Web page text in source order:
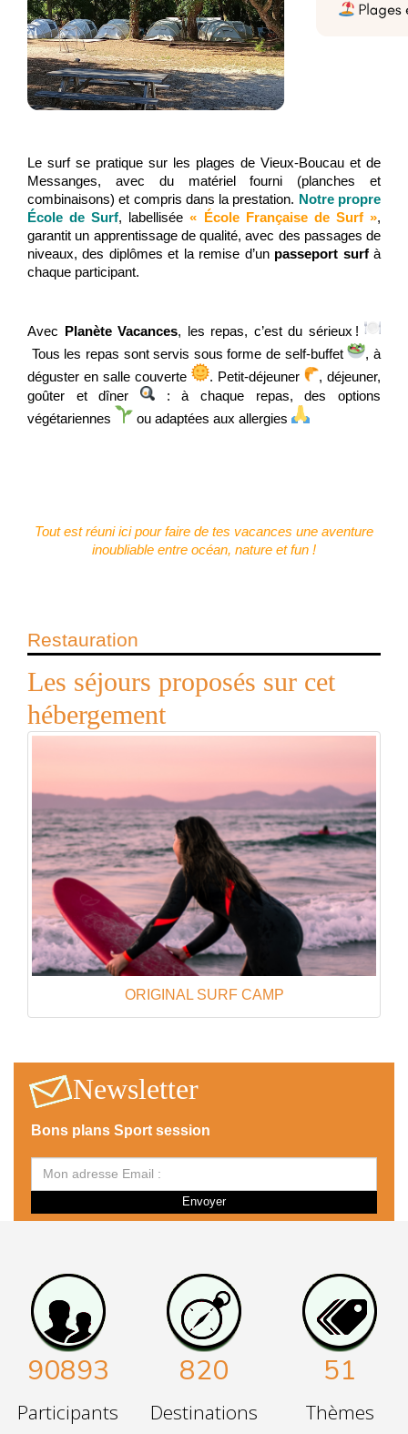
Le surf se pratique sur les plages de Vieux-Boucau et de
Messanges, avec du matériel fourni (planches et
combinaisons) et compris dans la prestation. Notre propre
École de Surf, labellisée « École Française de Surf »,
garantit un apprentissage de qualité, avec des passages de
niveaux, des diplômes et la remise d’unpasseport surfà
chaque participant.
Avec Planète Vacances, les repas, c’est du sérieux !
Tous les repas sont servis sous forme de self-buffet
, à
déguster en salle couverte
. Petit-déjeuner
, déjeuner,
goûter et dîner
: à chaque repas, des options
végétariennes
ou adaptées aux allergies
Tout est réuni ici pour faire de tes vacances une aventure
inoubliable entre océan, nature et fun !
Restauration
Les séjours proposés sur cet
hébergement
ORIGINAL SURF CAMP
Newsletter
Bons plans Sport session
Envoyer
90893
Participants
820
Destinations
51
Thèmes